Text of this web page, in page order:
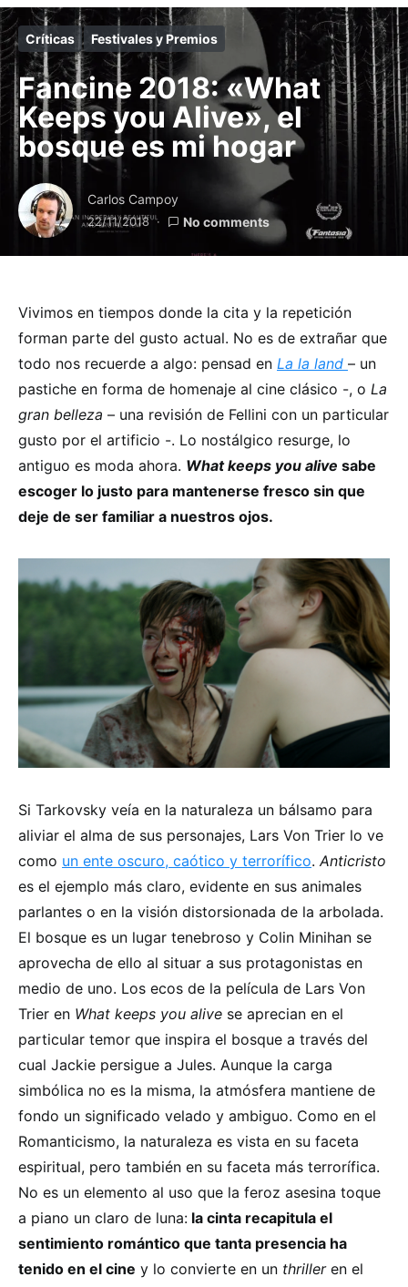
Críticas Festivales y Premios
Fancine 2018: «What
Keeps you Alive», el
bosque es mi hogar
Carlos Campoy
22/11/2018 No comments
Vivimos en tiempos donde la cita y la repetición
forman parte del gusto actual. No es de extrañar que
todo nos recuerde a algo: pensad en La la land – un
pastiche en forma de homenaje al cine clásico -, o La
gran belleza – una revisión de Fellini con un particular
gusto por el artificio -. Lo nostálgico resurge, lo
antiguo es moda ahora. What keeps you alive sabe
escoger lo justo para mantenerse fresco sin que
deje de ser familiar a nuestros ojos.
Si Tarkovsky veía en la naturaleza un bálsamo para
aliviar el alma de sus personajes, Lars Von Trier lo ve
como un ente oscuro, caótico y terrorífico. Anticristo
es el ejemplo más claro, evidente en sus animales
parlantes o en la visión distorsionada de la arbolada.
El bosque es un lugar tenebroso y Colin Minihan se
aprovecha de ello al situar a sus protagonistas en
medio de uno. Los ecos de la película de Lars Von
Trier en What keeps you alive se aprecian en el
particular temor que inspira el bosque a través del
cual Jackie persigue a Jules. Aunque la carga
simbólica no es la misma, la atmósfera mantiene de
fondo un significado velado y ambiguo. Como en el
Romanticismo, la naturaleza es vista en su faceta
espiritual, pero también en su faceta más terrorífica.
No es un elemento al uso que la feroz asesina toque
a piano un claro de luna: la cinta recapitula el
sentimiento romántico que tanta presencia ha
tenido en el cine y lo convierte en un thriller en el